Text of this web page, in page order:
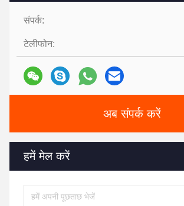
संपर्क:
टेलीफोन:
अब संपर्क करें
हमें मेल करें